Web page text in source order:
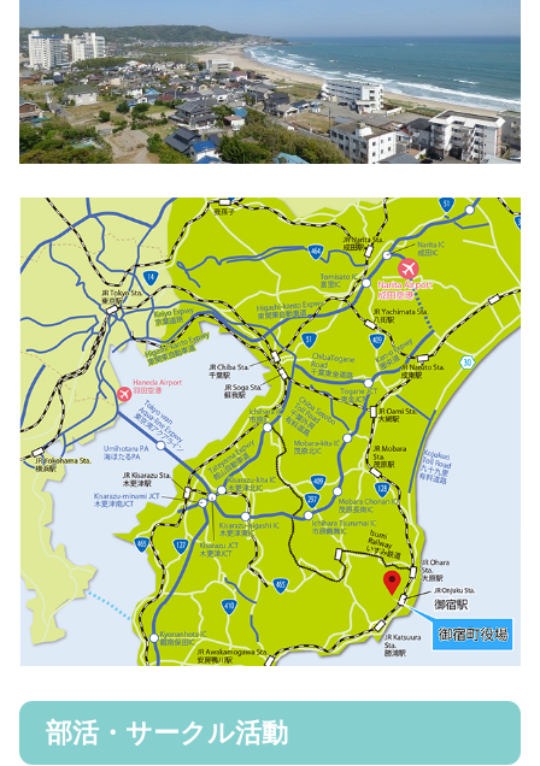
部活・サークル活動